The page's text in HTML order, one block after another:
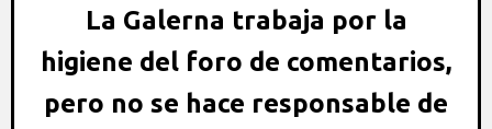
La Galerna trabaja por la
higiene del foro de comentarios,
pero no se hace responsable de